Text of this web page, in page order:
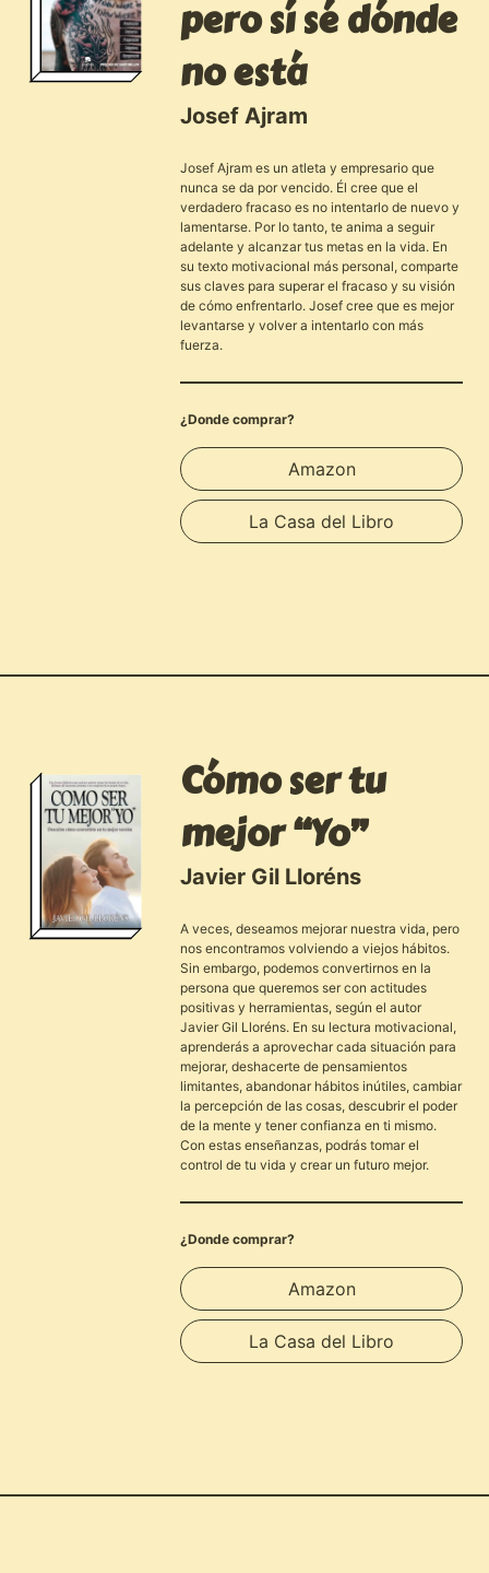
pero sí sé dónde
no está
Josef Ajram
Josef Ajram es un atleta y empresario que
nunca se da por vencido. Él cree que el
verdadero fracaso es no intentarlo de nuevo y
lamentarse. Por lo tanto, te anima a seguir
adelante y alcanzar tus metas en la vida. En
su texto motivacional más personal, comparte
sus claves para superar el fracaso y su visión
de cómo enfrentarlo. Josef cree que es mejor
levantarse y volver a intentarlo con más
fuerza.
¿Donde comprar?
Amazon
La Casa del Libro
Cómo ser tu
mejor “Yo”
Javier Gil Lloréns
A veces, deseamos mejorar nuestra vida, pero
nos encontramos volviendo a viejos hábitos.
Sin embargo, podemos convertirnos en la
persona que queremos ser con actitudes
positivas y herramientas, según el autor
Javier Gil Lloréns. En su lectura motivacional,
aprenderás a aprovechar cada situación para
mejorar, deshacerte de pensamientos
limitantes, abandonar hábitos inútiles, cambiar
la percepción de las cosas, descubrir el poder
de la mente y tener confianza en ti mismo.
Con estas enseñanzas, podrás tomar el
control de tu vida y crear un futuro mejor.
¿Donde comprar?
Amazon
La Casa del Libro